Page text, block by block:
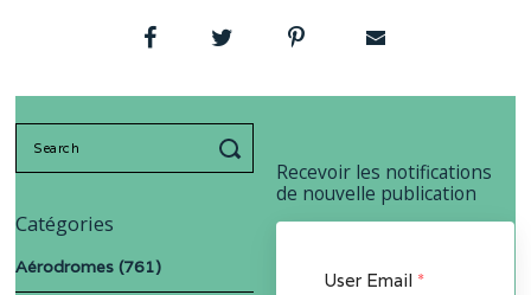
Recevoir les notifications
de nouvelle publication
User Email *
Catégories
Aérodromes (761)